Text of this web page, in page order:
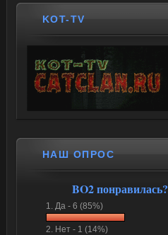
KOT-TV
НАШ ОПРОС
BO2 понравилась?
1. Да - 6 (85%)
2. Нет - 1 (14%)